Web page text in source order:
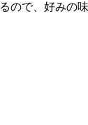
ので、好みの